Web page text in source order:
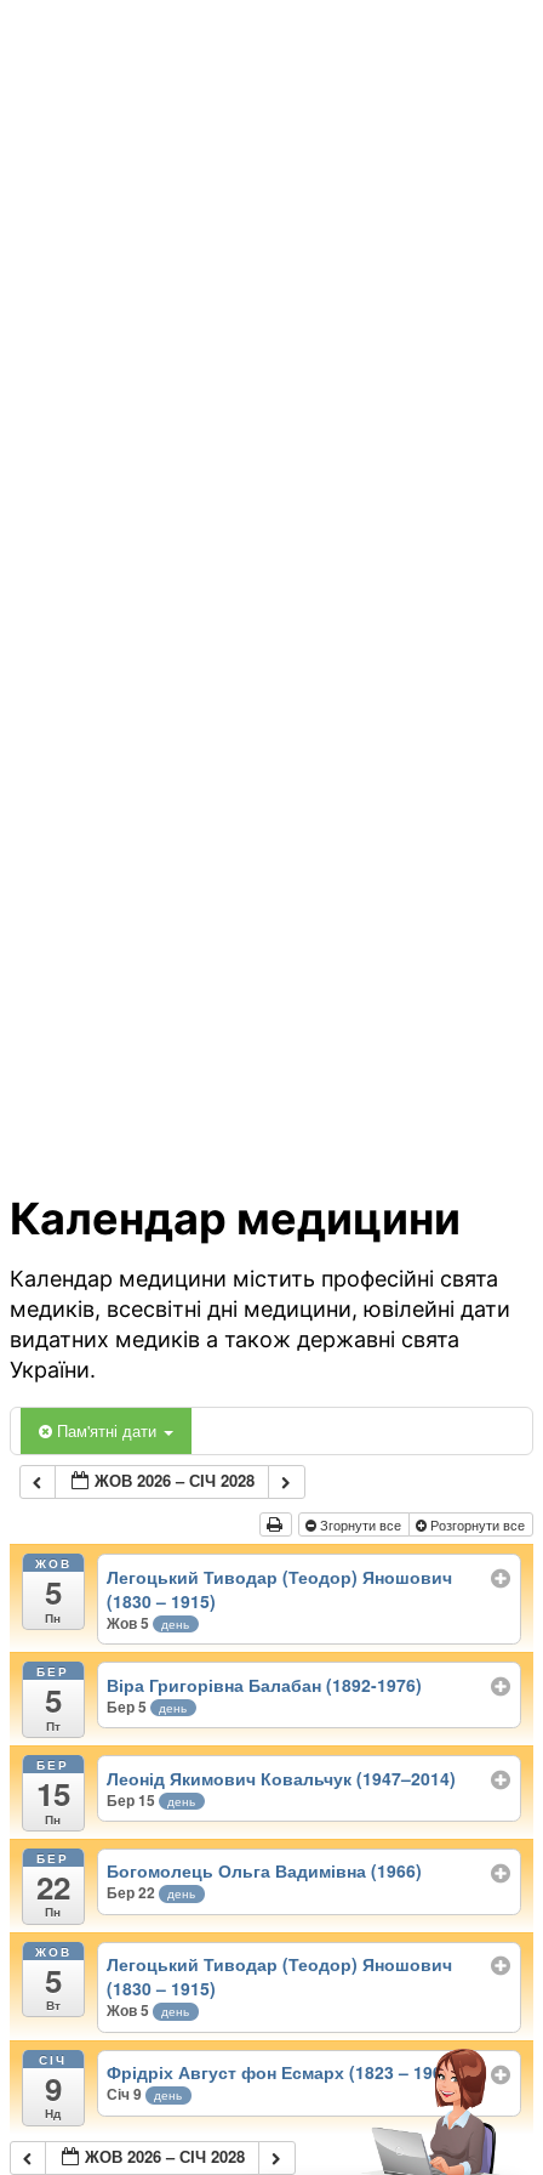
Календар медицини
Календар медицини містить професійні свята
медиків, всесвітні дні медицини, ювілейні дати
видатних медиків а також державні свята
України.
Пам'ятні дати
ЖОВ 2026 – СІЧ 2028
Згорнути все Розгорнути все
ЖОВ
5
Пн
Легоцький Тиводар (Теодор) Яношович
(1830 – 1915)
Жов 5 день
БЕР
5
Пт
Віра Григорівна Балабан (1892-1976)
Бер 5 день
БЕР
15
Пн
Леонід Якимович Ковальчук (1947–2014)
Бер 15 день
БЕР
22
Пн
Богомолець Ольга Вадимівна (1966)
Бер 22 день
ЖОВ
5
Вт
Легоцький Тиводар (Теодор) Яношович
(1830 – 1915)
Жов 5 день
СІЧ
9
Нд
Фрідріх Август фон Есмарх (1823 – 1908)
Січ 9 день
ЖОВ 2026 – СІЧ 2028